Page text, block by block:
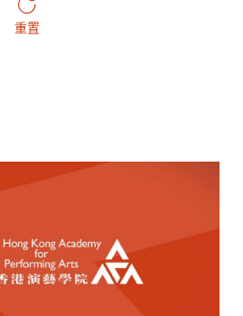
重置